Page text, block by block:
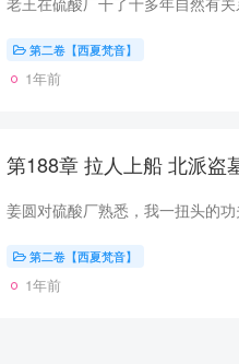
第二卷【西夏梵音】
1年前
第188章 拉人上
第二卷【西夏梵音】
1年前